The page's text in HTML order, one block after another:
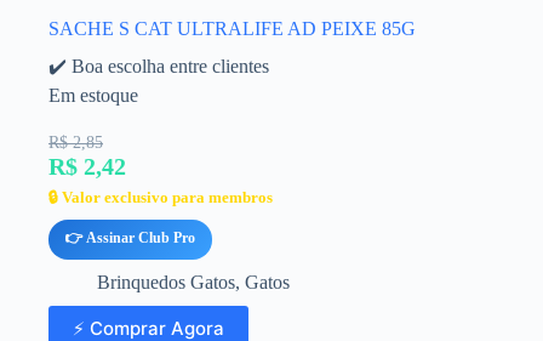
SACHE S CAT ULTRALIFE AD PEIXE 85G
✔️ Boa escolha entre clientes
Em estoque
R$ 2,85
R$ 2,42
🔒 Valor exclusivo para membros
👉 Assinar Club Pro
Brinquedos Gatos, Gatos
⚡ Comprar Agora